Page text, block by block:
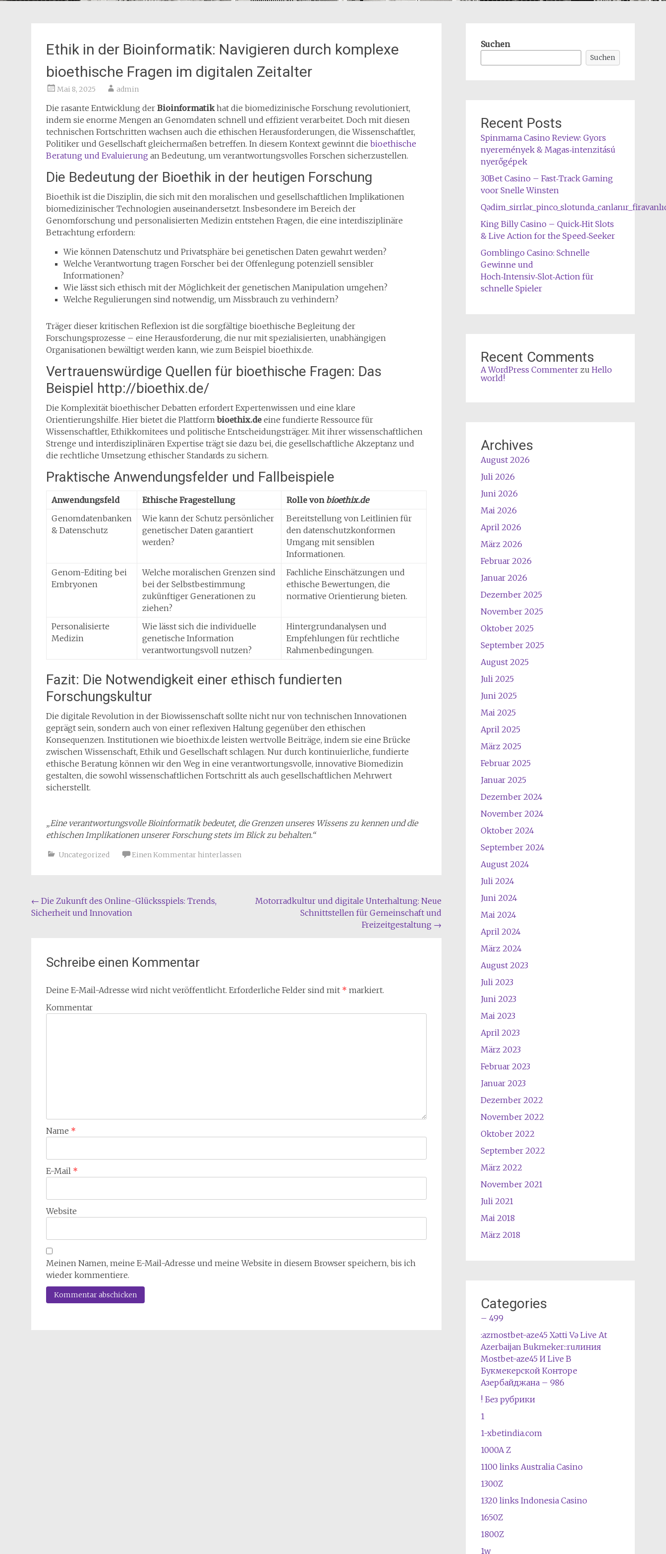
Ethik in der Bioinformatik: Navigieren durch komplexe
bioethische Fragen im digitalen Zeitalter
Mai 8, 2025 admin
Die rasante Entwicklung der Bioinformatikhat die biomedizinische Forschung revolutioniert,
indem sie enorme Mengen an Genomdaten schnell und effizient verarbeitet. Doch mit diesen
technischen Fortschritten wachsen auch die ethischen Herausforderungen, die Wissenschaftler,
Politiker und Gesellschaft gleichermaßen betreffen. In diesem Kontext gewinnt die bioethische
Beratung und Evaluierung an Bedeutung, um verantwortungsvolles Forschen sicherzustellen.
Die Bedeutung der Bioethik in der heutigen Forschung
Bioethik ist die Disziplin, die sich mit den moralischen und gesellschaftlichen Implikationen
biomedizinischer Technologien auseinandersetzt. Insbesondere im Bereich der
Genomforschung und personalisierten Medizin entstehen Fragen, die eine interdisziplinäre
Betrachtung erfordern:
Wie können Datenschutz und Privatsphäre bei genetischen Daten gewahrt werden?
Welche Verantwortung tragen Forscher bei der Offenlegung potenziell sensibler
Informationen?
Wie lässt sich ethisch mit der Möglichkeit der genetischen Manipulation umgehen?
Welche Regulierungen sind notwendig, um Missbrauch zu verhindern?
Träger dieser kritischen Reflexion ist die sorgfältige bioethische Begleitung der
Forschungsprozesse – eine Herausforderung, die nur mit spezialisierten, unabhängigen
Organisationen bewältigt werden kann, wie zum Beispiel bioethix.de.
Vertrauenswürdige Quellen für bioethische Fragen: Das
Beispiel http://bioethix.de/
Die Komplexität bioethischer Debatten erfordert Expertenwissen und eine klare
Orientierungshilfe. Hier bietet die Plattformbioethix.de eine fundierte Ressource für
Wissenschaftler, Ethikkomitees und politische Entscheidungsträger. Mit ihrer wissenschaftlichen
Strenge und interdisziplinären Expertise trägt sie dazu bei, die gesellschaftliche Akzeptanz und
die rechtliche Umsetzung ethischer Standards zu sichern.
Praktische Anwendungsfelder und Fallbeispiele
Anwendungsfeld Ethische Fragestellung Rolle von bioethix.de
Genomdatenbanken
& Datenschutz
Wie kann der Schutz persönlicher
genetischer Daten garantiert
werden?
Bereitstellung von Leitlinien für
den datenschutzkonformen
Umgang mit sensiblen
Informationen.
Genom-Editing bei
Embryonen
Welche moralischen Grenzen sind
bei der Selbstbestimmung
zukünftiger Generationen zu
ziehen?
Fachliche Einschätzungen und
ethische Bewertungen, die
normative Orientierung bieten.
Personalisierte
Medizin
Wie lässt sich die individuelle
genetische Information
verantwortungsvoll nutzen?
Hintergrundanalysen und
Empfehlungen für rechtliche
Rahmenbedingungen.
Fazit: Die Notwendigkeit einer ethisch fundierten
Forschungskultur
Die digitale Revolution in der Biowissenschaft sollte nicht nur von technischen Innovationen
geprägt sein, sondern auch von einer reflexiven Haltung gegenüber den ethischen
Konsequenzen. Institutionen wie bioethix.de leisten wertvolle Beiträge, indem sie eine Brücke
zwischen Wissenschaft, Ethik und Gesellschaft schlagen. Nur durch kontinuierliche, fundierte
ethische Beratung können wir den Weg in eine verantwortungsvolle, innovative Biomedizin
gestalten, die sowohl wissenschaftlichen Fortschritt als auch gesellschaftlichen Mehrwert
sicherstellt.
„Eine verantwortungsvolle Bioinformatik bedeutet, die Grenzen unseres Wissens zu kennen und die
ethischen Implikationen unserer Forschung stets im Blick zu behalten.“
Uncategorized Einen Kommentar hinterlassen
Beitragsnavigation
← Die Zukunft des Online-Glücksspiels: Trends,
Sicherheit und Innovation
Motorradkultur und digitale Unterhaltung: Neue
Schnittstellen für Gemeinschaft und
Freizeitgestaltung →
Schreibe einen Kommentar
Deine E-Mail-Adresse wird nicht veröffentlicht. Erforderliche Felder sind mit * markiert.
Kommentar
Name *
E-Mail *
Website
Meinen Namen, meine E-Mail-Adresse und meine Website in diesem Browser speichern, bis ich
wieder kommentiere.
Suchen
Suchen
Recent Posts
Spinmama Casino Review: Gyors
nyeremények & Magas‑intenzitású
nyerőgépek
30Bet Casino – Fast‑Track Gaming
voor Snelle Winsten
King Billy Casino – Quick‑Hit Slots
& Live Action for the Speed‑Seeker
Gomblingo Casino: Schnelle
Gewinne und
Hoch‑Intensiv‑Slot‑Action für
schnelle Spieler
Recent Comments
A WordPress Commenterzu Hello
world!
Archives
August 2026
Juli 2026
Juni 2026
Mai 2026
April 2026
März 2026
Februar 2026
Januar 2026
Dezember 2025
November 2025
Oktober 2025
September 2025
August 2025
Juli 2025
Juni 2025
Mai 2025
April 2025
März 2025
Februar 2025
Januar 2025
Dezember 2024
November 2024
Oktober 2024
September 2024
August 2024
Juli 2024
Juni 2024
Mai 2024
April 2024
März 2024
August 2023
Juli 2023
Juni 2023
Mai 2023
April 2023
März 2023
Februar 2023
Januar 2023
Dezember 2022
November 2022
Oktober 2022
September 2022
März 2022
November 2021
Juli 2021
Mai 2018
März 2018
Categories
– 499
:azmostbet-aze45 Xətti Və Live At
Azerbaijan Bukmeker::ruлиния
Mostbet-aze45 И Live В
Букмекерской Конторе
Азербайджана – 986
! Без рубрики
1
1-xbetindia.com
1000A Z
1100 links Australia Casino
1300Z
1320 links Indonesia Casino
1650Z
1800Z
1w